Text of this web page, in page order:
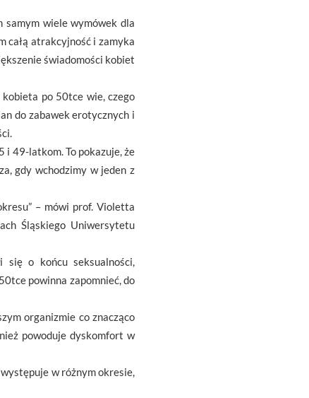
wiele wymówek dla
całą atrakcyjność i zamyka
świadomości kobiet
po 50tce wie, czego
do zabawek erotycznych i
i 49-latkom. To pokazuje, że
gdy wchodzimy w jeden z
– mówi prof. Violetta
Śląskiego Uniwersytetu
się o końcu seksualności,
powinna zapomnieć, do
organizmie co znacząco
powoduje dyskomfort w
w różnym okresie,